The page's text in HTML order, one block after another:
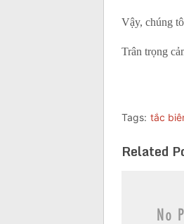
Vậy, chúng
Trân trọng
Tags: tắc
Related